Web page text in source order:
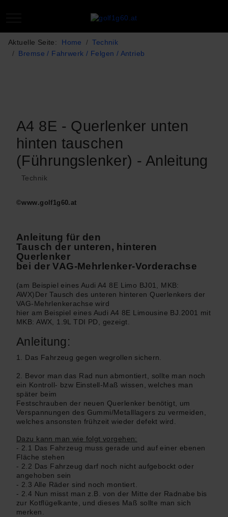
Mobile Menu Toggle
Aktuelle Seite: Home
Technik
Bremse / Fahrwerk / Felgen / Antrieb
A4 8E - Querlenker unten
hinten tauschen
(Führungslenker) - Anleitung
Technik
©www.golf1g60.at
Anleitung für den
Tausch der unteren, hinteren
Querlenker
bei der VAG-Mehrlenker-Vorderachse
(am Beispiel eines Audi A4 8E Limo BJ01, MKB:
AWX)Der Tausch des unteren hinteren Querlenkers der
VAG-Mehrlenkerachse wird
hier am Beispiel eines Audi A4 8E Limousine BJ.2001 mit
MKB: AWX, 1.9L TDI PD, gezeigt.
Anleitung:
1. Das Fahrzeug gegen wegrollen sichern.
2. Bevor man das Rad nun abmontiert, sollte man noch
ein Kontroll- bzw Einstell-Maß wissen, welches man
später beim
Festschrauben der neuen Querlenker benötigt, um
Verspannungen des Gummi/Metalllagers zu vermeiden,
welches ansonsten frühzeit wieder defekt wird.
Dazu kann man wie folgt vorgehen:
- 2.1 Das Fahrzeug muss gerade und auf einer ebenen
Fläche stehen
- 2.2 Das Fahrzeug darf noch nicht aufgebockt oder
angehoben sein
- 2.3 Alle Räder sind noch montiert.
- 2.4 Nun misst man z.B. von der Mitte der Radnabe bis
zur Kotflügelkante, und dieses Maß sollte man sich
merken.